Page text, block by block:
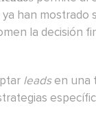
han mostrado
la decisión
leadsen una